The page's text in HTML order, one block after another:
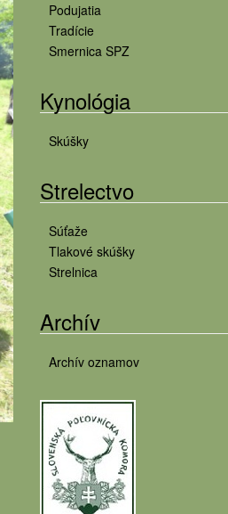
Podujatia
Tradície
Smernica SPZ
Kynológia
Skúšky
Strelectvo
Súťaže
Tlakové skúšky
Strelnica
Archív
Archív oznamov